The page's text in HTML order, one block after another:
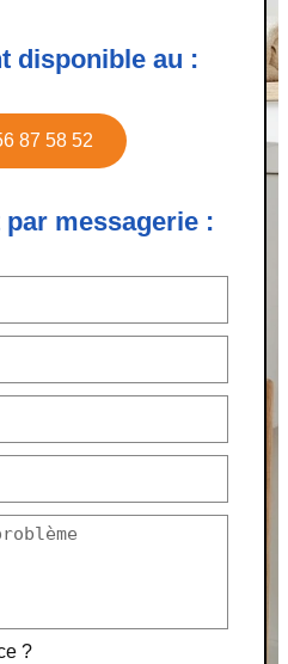
disponible au :
87 58 52
messagerie :
?